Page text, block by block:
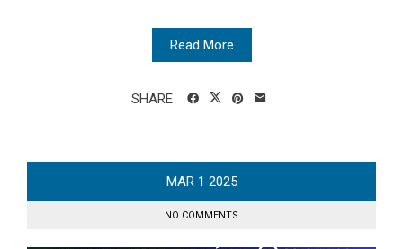
Read More
SHARE
MAR 1 2025
NO COMMENTS